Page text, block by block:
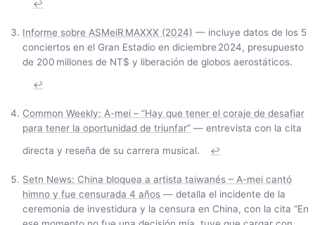
↩
Informe sobre ASMeiR MAXXX (2024) — incluye datos de los 5
conciertos en el Gran Estadio en diciembre 2024, presupuesto
de 200 millones de NT$ y liberación de globos aerostáticos.
↩
Common Weekly: A-mei – “Hay que tener el coraje de desafiar
para tener la oportunidad de triunfar” — entrevista con la cita
directa y reseña de su carrera musical.
↩
Setn News: China bloquea a artista taiwanés – A-mei cantó
himno y fue censurada 4 años — detalla el incidente de la
ceremonia de investidura y la censura en China, con la cita “En